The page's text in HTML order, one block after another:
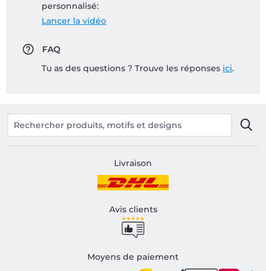
personnalisé:
Lancer la vidéo
FAQ
Tu as des questions ? Trouve les réponses ici.
Livraison
Avis clients
Moyens de paiement